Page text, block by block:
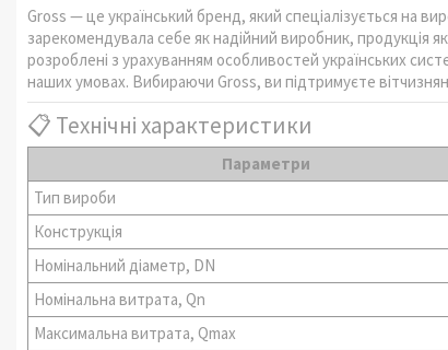
Gross — це український бренд, який спеціалізується на
зарекомендувала себе як надійний виробник, продукція
розроблені з урахуванням особливостей українських
наших умовах. Вибираючи Gross, ви підтримуєте
📋 Технічні характеристики
Параметри
Тип вироби
Конструкція
Номінальний діаметр, DN
Номінальна витрата, Qn
Максимальна витрата, Qmax